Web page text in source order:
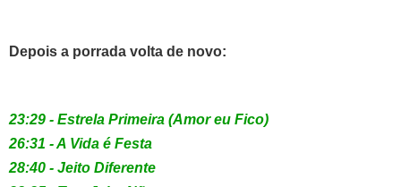
Depois a porrada volta de novo:
23:29 - Estrela Primeira (Amor eu Fico)
26:31 - A Vida é Festa
28:40 - Jeito Diferente